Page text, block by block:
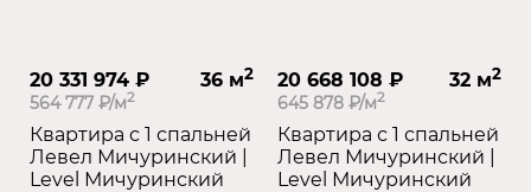
20 331 974 ₽ 36 м2
564 777 ₽/м2
Квартира с 1 спальней
Левел Мичуринский |
Level Мичуринский
20 668 108 ₽ 32 м2
645 878 ₽/м2
Квартира с 1 спальней
Левел Мичуринский |
Level Мичуринский